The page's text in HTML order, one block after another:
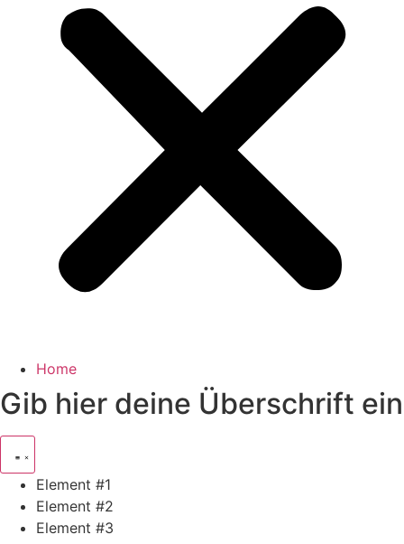
Home
Gib hier deine Überschrift ein
Element #1
Element #2
Element #3